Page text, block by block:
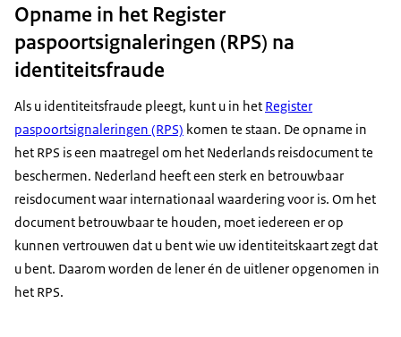
Opname in het Register
paspoortsignaleringen (RPS) na
identiteitsfraude
Als u identiteitsfraude pleegt, kunt u in het Register
paspoortsignaleringen (RPS) komen te staan. De opname in
het RPS is een maatregel om het Nederlands reisdocument te
beschermen. Nederland heeft een sterk en betrouwbaar
reisdocument waar internationaal waardering voor is. Om het
document betrouwbaar te houden, moet iedereen er op
kunnen vertrouwen dat u bent wie uw identiteitskaart zegt dat
u bent. Daarom worden de lener én de uitlener opgenomen in
het RPS.